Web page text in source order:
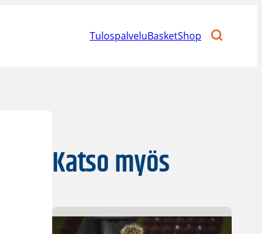
TulospalveluBasketShop
Katso myös